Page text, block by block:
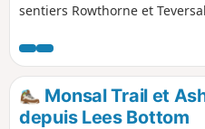
sentiers Rowthorne et
l'exception de la colline de
variantes intégrant d'autres
Pleasley Country Park.
Monsal Trail et
depuis Lees Bottom